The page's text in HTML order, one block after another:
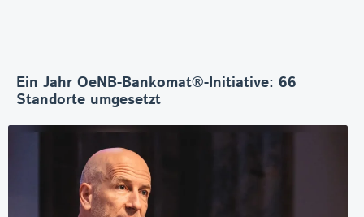
Ein Jahr OeNB-Bankomat®-Initiative: 66
Standorte umgesetzt